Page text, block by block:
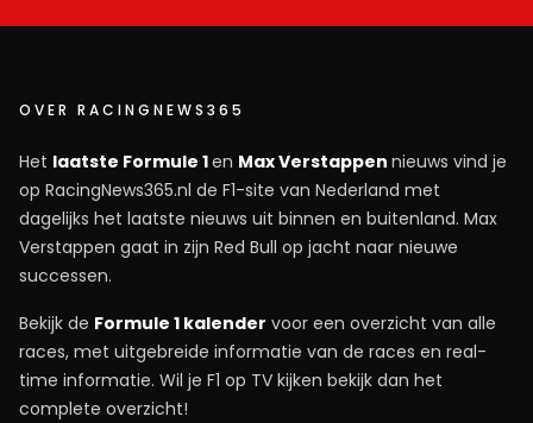
OVER RACINGNEWS365
Het laatste Formule 1en Max Verstappen nieuws vind je
op RacingNews365.nl de F1-site van Nederland met
dagelijks het laatste nieuws uit binnen en buitenland. Max
Verstappen gaat in zijn Red Bull op jacht naar nieuwe
successen.
Bekijk de Formule 1 kalender voor een overzicht van alle
races, met uitgebreide informatie van de races en real-
time informatie. Wil je F1 op TV kijken bekijk dan het
complete overzicht!